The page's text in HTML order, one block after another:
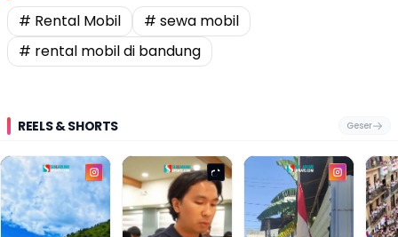
# Rental Mobil
# sewa mobil
# rental mobil di bandung
REELS & SHORTS Geser